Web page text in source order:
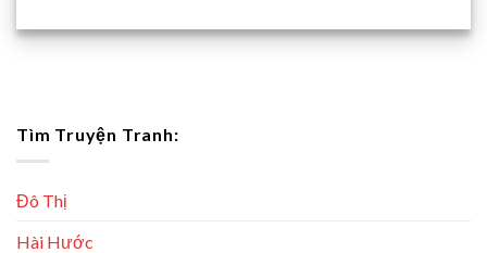
Tìm Truyện Tranh:
Đô Thị
Hài Hước